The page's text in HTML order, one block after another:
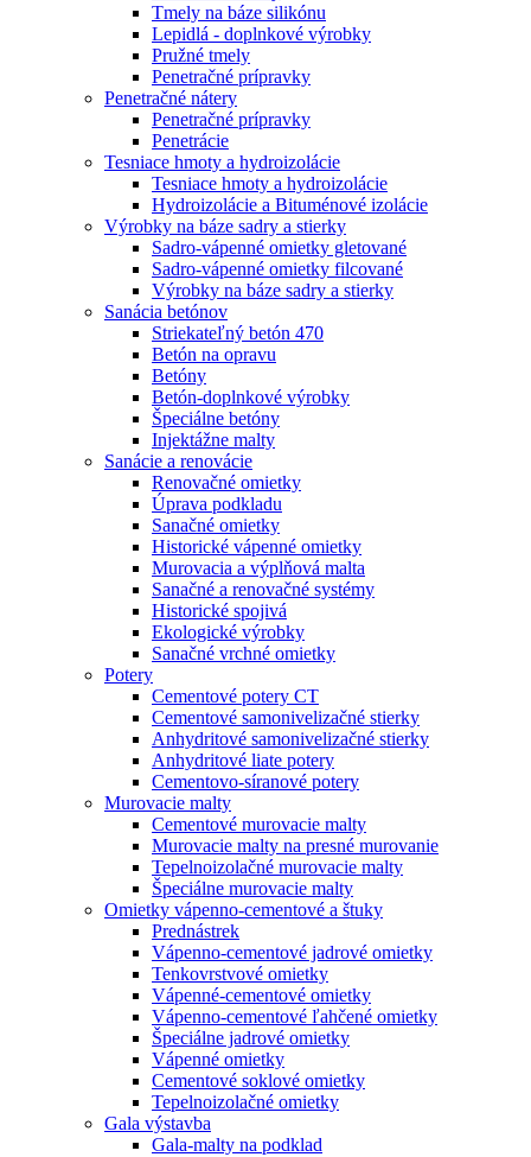
Tmely na báze silikónu
Lepidlá - doplnkové výrobky
Pružné tmely
Penetračné prípravky
Penetračné nátery
Penetračné prípravky
Penetrácie
Tesniace hmoty a hydroizolácie
Tesniace hmoty a hydroizolácie
Hydroizolácie a Bituménové izolácie
Výrobky na báze sadry a stierky
Sadro-vápenné omietky gletované
Sadro-vápenné omietky filcované
Výrobky na báze sadry a stierky
Sanácia betónov
Striekateľný betón 470
Betón na opravu
Betóny
Betón-doplnkové výrobky
Špeciálne betóny
Injektážne malty
Sanácie a renovácie
Renovačné omietky
Úprava podkladu
Sanačné omietky
Historické vápenné omietky
Murovacia a výplňová malta
Sanačné a renovačné systémy
Historické spojivá
Ekologické výrobky
Sanačné vrchné omietky
Potery
Cementové potery CT
Cementové samonivelizačné stierky
Anhydritové samonivelizačné stierky
Anhydritové liate potery
Cementovo-síranové potery
Murovacie malty
Cementové murovacie malty
Murovacie malty na presné murovanie
Tepelnoizolačné murovacie malty
Špeciálne murovacie malty
Omietky vápenno-cementové a štuky
Prednástrek
Vápenno-cementové jadrové omietky
Tenkovrstvové omietky
Vápenné-cementové omietky
Vápenno-cementové ľahčené omietky
Špeciálne jadrové omietky
Vápenné omietky
Cementové soklové omietky
Tepelnoizolačné omietky
Gala výstavba
Gala-malty na podklad